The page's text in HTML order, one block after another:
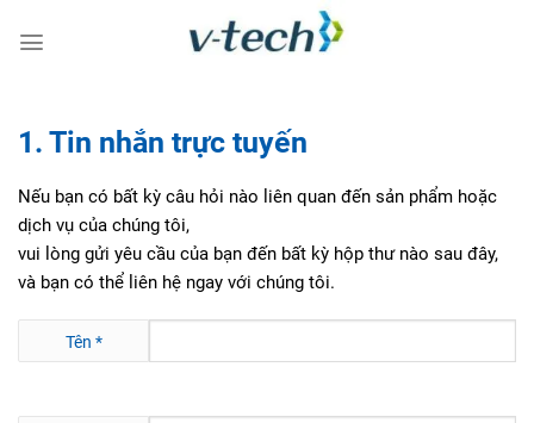
1. Tin nhắn trực tuyến
Nếu bạn có bất kỳ câu hỏi nào liên quan đến sản phẩm hoặc
dịch vụ của chúng tôi,
vui lòng gửi yêu cầu của bạn đến bất kỳ hộp thư nào sau đây,
và bạn có thể liên hệ ngay với chúng tôi.
Tên *